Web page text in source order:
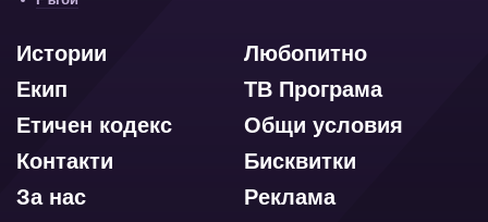
Любопитно
Истории
ТВ Програма
Екип
Общи условия
Етичен кодекс
Бисквитки
Контакти
Реклама
За нас